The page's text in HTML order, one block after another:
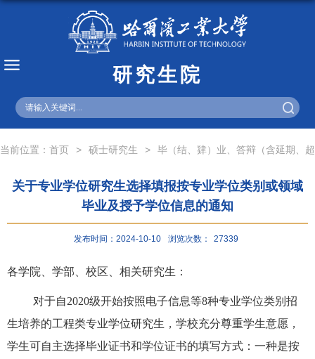
研究生院
当前位置： 首页 > 硕士研究生 > 毕（结、肄）业、答辩（含延期、
关于专业学位研究生选择填报按专业学位类别或领域
毕业及授予学位信息的通知
发布时间：2024-10-10 浏览次数： 27339
各学院、学部、校区、相关研究生：
对于自2020级开始按照电子信息等8种专业学位类别招
生培养的工程类专业学位研究生，学校充分尊重学生意愿，
学生可自主选择毕业证书和学位证书的填写方式：一种是按